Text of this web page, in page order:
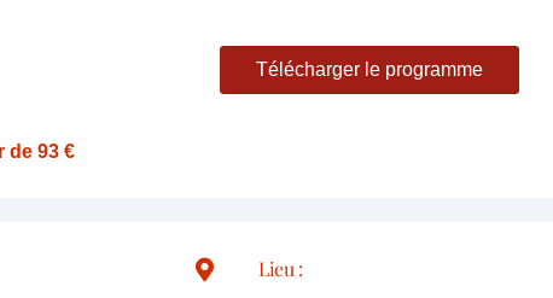
Télécharger le programme
de93 €
Lieu :